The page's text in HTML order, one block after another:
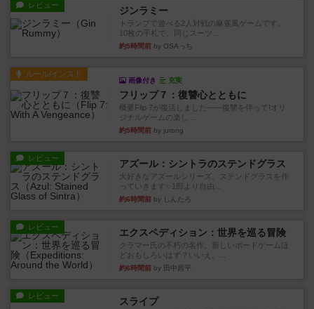
レビュー ジンラミー
トランプで遊べる2人対戦の麻雀風ゲームです。
10枚の手札で、同じスーツ...
約5時間前 by OSAっち
ルール/インスト
画像付き 充実
フリップ７：復讐心とともに
概要Flip 7が復活しました――復讐を伴って!オリ
ジナルゲームの楽し...
約5時間前 by jurong
レビュー アズール：シントラのステンドグラス
大好きなアズールシリーズ。ステンドグラスを作
っていきます✨1部より自由...
約6時間前 by しんたろ
レビュー エクスペディション：世界を巡る冒険
クラマー氏の不朽の名作。新しいボードゲームほ
どおもしろいはず？いいえ。...
約6時間前 by 田中昌平
レビュー スライプ